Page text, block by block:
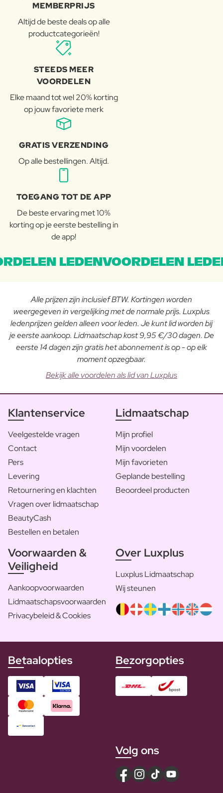
MEMBERPRIJS
Altijd de beste deals op alle
productcategorieën!
STEEDS MEER
VOORDELEN
Elke maand tot wel 20% korting
op jouw favoriete merk
GRATIS VERZENDING
Op alle bestellingen. Altijd.
TOEGANG TOT DE APP
De beste ervaring met 10%
korting op je eerste bestelling in
de app!
LEDENVOORDELEN
Alle prijzen zijn inclusief BTW. Kortingen worden
weergegeven in vergelijking met de normale prijs. Luxplus
ledenprijzen gelden alleen voor leden. Je kunt lid worden bij
je eerste aankoop. Lidmaatschap kost 9,95 €/30 dagen. De
eerste 14 dagen zijn gratis het abonnement is op - op elk
moment opzegbaar.
Bekijk alle voordelen als lid van Luxplus
Klantenservice
Veelgestelde vragen
Contact
Pers
Levering
Retournering en klachten
Vragen over lidmaatschap
BeautyCash
Bestellen en betalen
Lidmaatschap
Mijn profiel
Mijn voordelen
Mijn favorieten
Geplande bestelling
Beoordeel producten
Voorwaarden &
Veiligheid
Aankoopvoorwaarden
Lidmaatschapsvoorwaarden
Privacybeleid & Cookies
Over Luxplus
Luxplus Lidmaatschap
Wij steunen
Betaalopties Bezorgopties
Volg ons